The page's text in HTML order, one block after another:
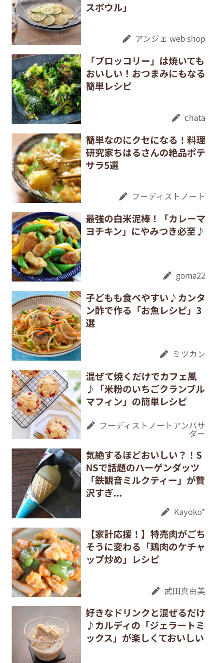
スボウル」
アンジェ web shop
「ブロッコリー」は焼いても
おいしい！おつまみにもなる
簡単レシピ
chata
簡単なのにクセになる！料理
研究家ちはるさんの絶品ポテ
サラ5選
フーディストノート
最強の白米泥棒！「カレーマ
ヨチキン」にやみつき必至♪
goma22
子どもも食べやすい♪カンタ
ン酢で作る「お魚レシピ」3
選
ミツカン
混ぜて焼くだけでカフェ風
♪「米粉のいちごクランブル
マフィン」の簡単レシピ
フーディストノートアンバサ
ダー
気絶するほどおいしい？！S
NSで話題のハーゲンダッツ
「鉄観音ミルクティー」が贅
沢すぎ...
Kayoko*
【家計応援！】特売肉がごち
そうに変わる「鶏肉のケチャ
ップ炒め」レシピ
武田真由美
好きなドリンクと混ぜるだけ
♪カルディの「ジェラートミ
ックス」が楽しくておいしい